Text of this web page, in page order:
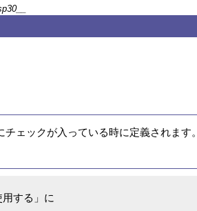
ェックが入っている時に定義されます。
する」に